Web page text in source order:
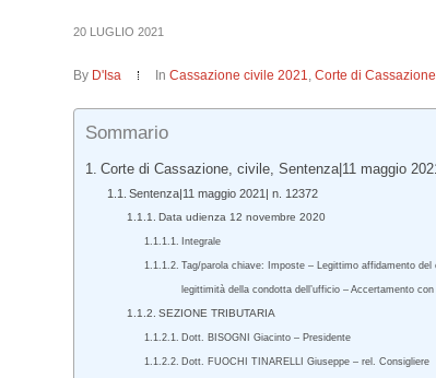
20 LUGLIO 2021
By D'Isa InCassazione civile 2021,Corte di Cassazione
Sommario
Corte di Cassazione, civile, Sentenza|11 maggio
Sentenza|11 maggio 2021| n. 12372
Data udienza 12 novembre 2020
Integrale
Tag/parola chiave: Imposte – Legittimo affidamento
legittimità della condotta dell’ufficio – Accertamento
SEZIONE TRIBUTARIA
Dott. BISOGNI Giacinto – Presidente
Dott. FUOCHI TINARELLI Giuseppe – rel. Consigliere